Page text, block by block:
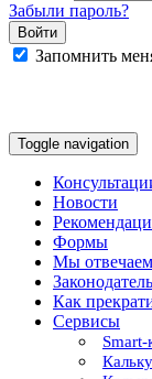
Забыли пароль?
Запомнить
Toggle navigation
Новости
Формы
Мы отвечаем
Как
Сервисы